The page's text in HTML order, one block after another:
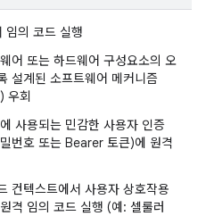
임의 코드 실행
어 또는 하드웨어 구성요소의 오
설계된 소프트웨어 메커니즘
우회
사용되는 민감한 사용자 인증
번호 또는 Bearer 토큰)에 원격
컨텍스트에서 사용자 상호작용
격 임의 코드 실행 (예: 셀룰러